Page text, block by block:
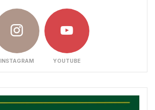
INSTAGRAM YOUTUBE